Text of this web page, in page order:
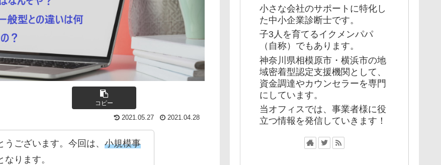
コピー
2021.05.27 2021.04.28
ございます。今回は、 小規模事
ります。
小さな会社のサポートに特化し
た中小企業診断士です。
子3人を育てるイクメンパパ
（自称）でもあります。
神奈川県相模原市・横浜市の地
域密着型認定支援機関として、
資金調達やカウンセラーを専門
にしています。
当オフィスでは、事業者様に役
立つ情報を発信していきます！